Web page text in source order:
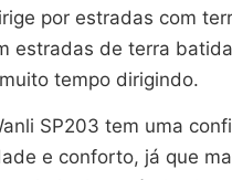
por estradas com
estradas de terra
tempo dirigindo.
SP203 tem uma
e conforto, já que